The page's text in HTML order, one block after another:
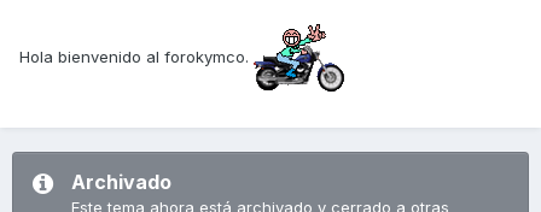
Hola bienvenido al forokymco.
Archivado
Este tema ahora está archivado y cerrado a otras